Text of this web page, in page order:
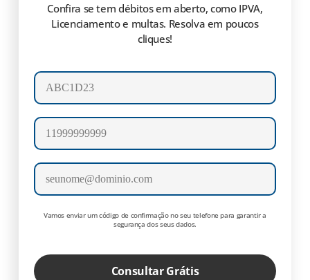
Confira se tem débitos em aberto, como IPVA,
Licenciamento e multas. Resolva em poucos
cliques!
Vamos enviar um código de confirmação no seu telefone para garantir a
segurança dos seus dados.
Consultar Grátis